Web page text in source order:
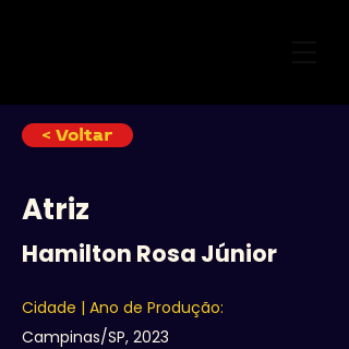
< Voltar
Atriz
Hamilton Rosa Júnior
Cidade | Ano de Produção:
Campinas/SP, 2023